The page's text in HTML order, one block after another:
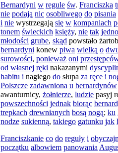
Bernardyni w regule św. Franciszka
nie podają nic osobliwego do pisania
i nie wystrzegają się w kompaniach
tonem świeckich księży, nie tak
młodości grube, skąd powstało
bernardyni konew piwa wielką o
surowości, ponieważ oni
od własnej ręki nakazanymi
habitu i nagiego do słupa za ręce i
Polszcze zadawniona u bernardynów
awanturnicy, żołnierze, ludzie pasyj
powszechności jednak biorąc
trepkach drewnianych bosą nogą; ku
nodze sukienną, takiego gatunku jak
Franciszkanie co do reguły i
początku albowiem panowania